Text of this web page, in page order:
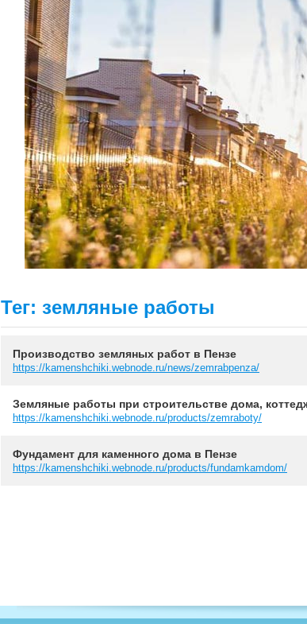
Тег: земляные работы
Производство земляных работ в Пензе
https://kamenshchiki.webnode.ru/news/zemrabpenza/
Земляные работы при строительстве дома,
https://kamenshchiki.webnode.ru/products/zemraboty/
Фундамент для каменного дома в Пензе
https://kamenshchiki.webnode.ru/products/fundamkamdom/